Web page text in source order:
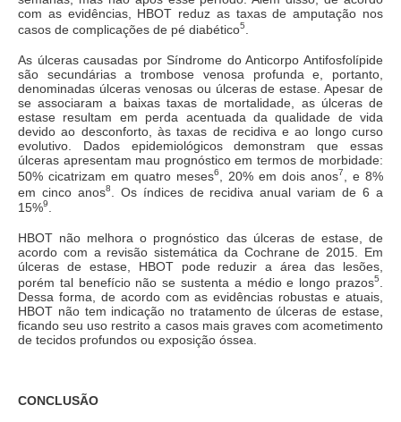
com as evidências, HBOT reduz as taxas de amputação nos
casos de complicações de pé diabético5
As úlceras causadas por Síndrome do Anticorpo Antifosfolípide
são secundárias a trombose venosa profunda e, portanto,
denominadas úlceras venosas ou úlceras de estase. Apesar de
se associaram a baixas taxas de mortalidade, as úlceras de
estase resultam em perda acentuada da qualidade de vida
devido ao desconforto, às taxas de recidiva e ao longo curso
evolutivo. Dados epidemiológicos demonstram que essas
úlceras apresentam mau prognóstico em termos de morbidade:
50% cicatrizam em quatro meses6 , 20% em dois anos7
, e 8%
em cinco anos8
. Os índices de recidiva anual variam de 6 a
15%9
HBOT não melhora o prognóstico das úlceras de estase, de
acordo com a revisão sistemática da Cochrane de 2015. Em
úlceras de estase, HBOT pode reduzir a área das lesões,
porém tal benefício não se sustenta a médio e longo prazos5
Dessa forma, de acordo com as evidências robustas e atuais,
HBOT não tem indicação no tratamento de úlceras de estase,
ficando seu uso restrito a casos mais graves com acometimento
de tecidos profundos ou exposição óssea.
CONCLUSÃO